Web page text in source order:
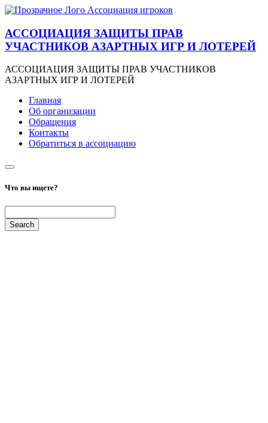
АССОЦИАЦИЯ ЗАЩИТЫ ПРАВ
УЧАСТНИКОВ АЗАРТНЫХ ИГР И ЛОТЕРЕЙ
АССОЦИАЦИЯ ЗАЩИТЫ ПРАВ УЧАСТНИКОВ
АЗАРТНЫХ ИГР И ЛОТЕРЕЙ
Главная
Об организации
Обращения
Контакты
Обратиться в ассоциацию
Что вы ищете?